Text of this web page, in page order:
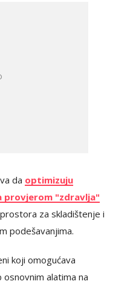
da optimizuju
provjerom "zdravlja"
za skladištenje i
podešavanjima.
koji omogućava
alatima na